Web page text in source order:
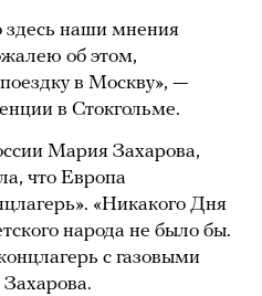
здесь наши мнения
об этом,
в Москву», —
в Стокгольме.
Мария Захарова,
что Европа
«Никакого Дня
народа не было бы.
с газовыми